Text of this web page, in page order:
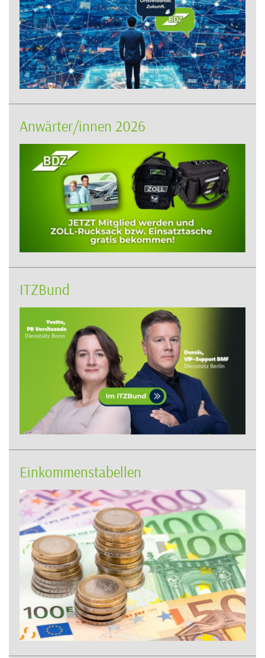
Anwärter/innen 2026
ITZBund
Einkommenstabellen